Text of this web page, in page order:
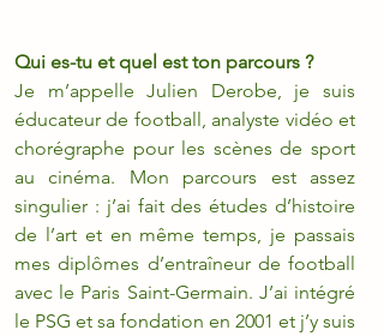
Qui es-tu et quel est ton parcours ?
Je m’appelle Julien Derobe, je suis
éducateur de football, analyste vidéo et
chorégraphe pour les scènes de sport
au cinéma. Mon parcours est assez
singulier : j’ai fait des études d’histoire
de l’art et en même temps, je passais
mes diplômes d’entraîneur de football
avec le Paris Saint-Germain. J’ai intégré
le PSG et sa fondation en 2001 et j’y suis